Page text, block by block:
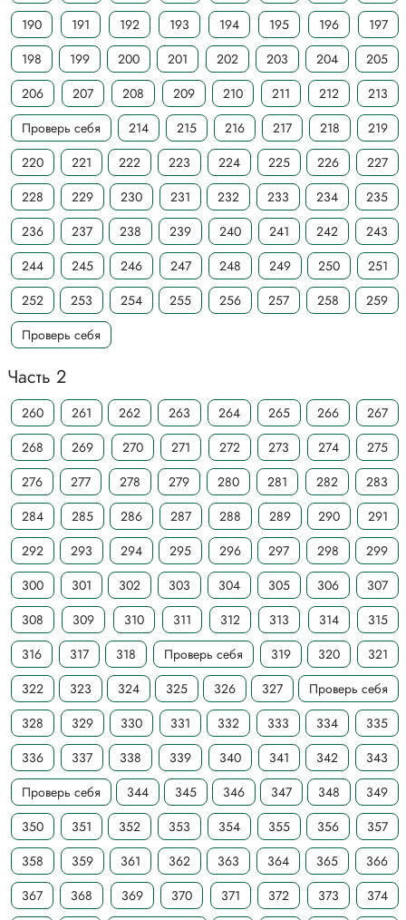
190
191 192 193 194 195 196
197
198
199 200 201 202 203 204
205
206
207 208 209 210 211 212
213
Проверь себя
214 215 216 217 218
219
220
221 222 223 224 225 226
227
228
229 230 231 232 233 234
235
236
237 238 239 240 241 242
243
244
245 246 247 248 249 250
251
252
253 254 255 256 257 258
259
Проверь себя
Часть 2
260 261 262 263 264 265 266
267
268
269 270 271 272 273 274
275
276
277 278 279 280 281 282
283
284
285 286 287 288 289 290
291
292
293 294 295 296 297 298
299
300
301 302 303 304 305 306
307
308
309 310 311 312 313 314
315
316
317 318 Проверь себя 319 320
321
322
323 324 325 326 327
Проверь себя
328
329 330 331 332 333 334
335
336
337 338 339 340 341 342
343
Проверь себя
344 345 346 347 348
349
350
351 352 353 354 355 356
357
358
359 361 362 363 364 365
366
367
368 369 370 371 372 373 374